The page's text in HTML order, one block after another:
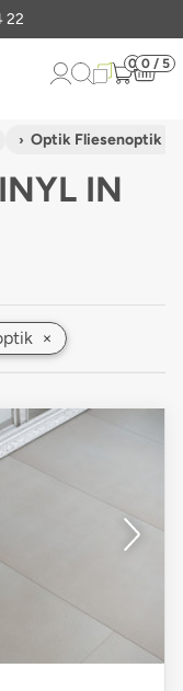
0 0 / 5
Optik Fliesenoptik
IN
×